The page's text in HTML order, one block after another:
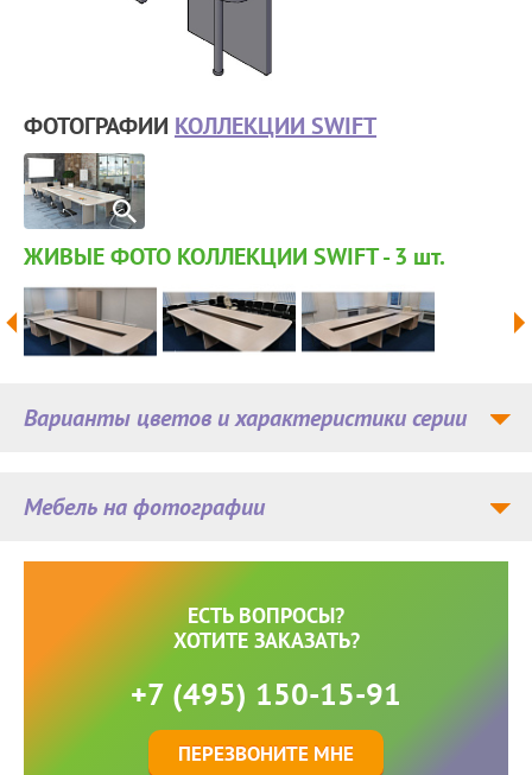
ФОТОГРАФИИ КОЛЛЕКЦИИ SWIFT
ЖИВЫЕ ФОТО КОЛЛЕКЦИИ SWIFT - 3 шт.
Мебель на фотографии
Варианты цветов и характеристики серии
ЕСТЬ ВОПРОСЫ?
ХОТИТЕ ЗАКАЗАТЬ?
+7 (495) 150-15-91
ПЕРЕЗВОНИТЕ МНЕ